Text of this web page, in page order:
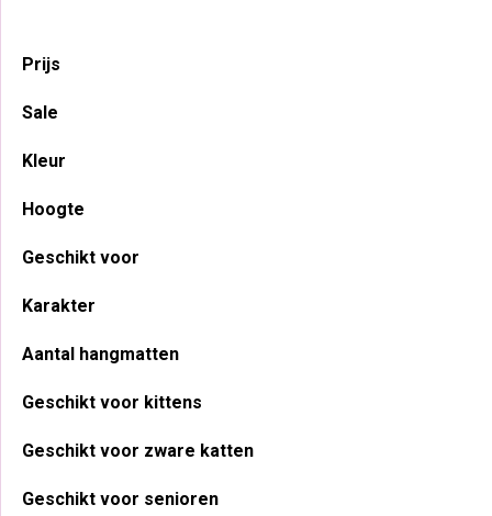
Primaire
Sidebar
Prijs
Sale
Kleur
Hoogte
Geschikt voor
Karakter
Aantal hangmatten
Geschikt voor kittens
Geschikt voor zware katten
Geschikt voor senioren